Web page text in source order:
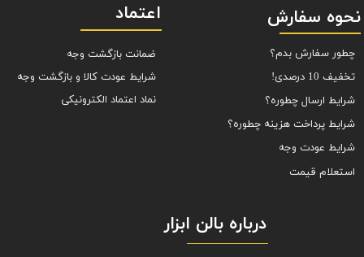
نحوه سفارش
چطور سفارش بدم؟
تخفیف 10 درصدی!
شرایط ارسال چطوره؟
شرایط پرداخت هزینه چطوره؟
شرایط عودت وجه
استعلام قیمت
اعتماد
ضمانت بازگشت وجه
شرایط عودت کالا و بازگشت وجه
نماد اعتماد الکترونیکی
درباره بالن ابزار